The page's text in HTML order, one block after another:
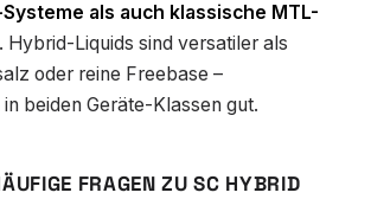
als auch klassische MTL-
. Hybrid-Liquids sind versatiler als
oder reine Freebase –
beiden Geräte-Klassen gut.
FRAGEN ZU SC HYBRID